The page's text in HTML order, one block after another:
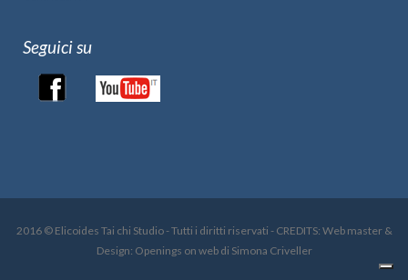
Seguici su
2016 © Elicoides Tai chi Studio - Tutti i diritti riservati - CREDITS: Web master &
Design: Openings on web di Simona Criveller